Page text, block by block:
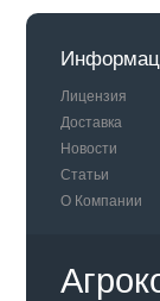
Лицензия
Доставка
Новости
Статьи
О Компании